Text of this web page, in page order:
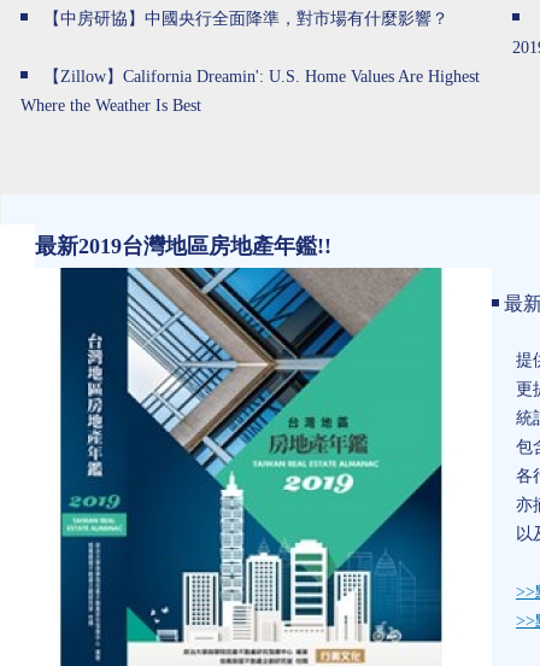
【中房研協】中國央行全面降準，對市場有什麼影響？
【Zillow】California Dreamin': U.S. Home Values Are Highest
Where the Weather Is Best
最新2019台灣地區房地產年鑑!!
最
提
更
統
包
各
亦
以
>>
>>